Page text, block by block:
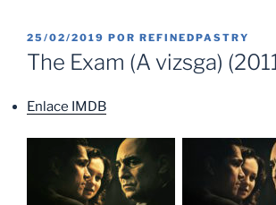
PUBLICADO
EL
25/02/2019 POR REFINEDPASTRY
The Exam (A vizsga)
Enlace IMDB